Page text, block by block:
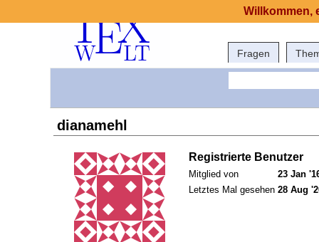
Fragen
dianamehl
Registrierte Benutzer
Mitglied von
23 Jan
Letztes Mal gesehen 28 Aug
Willkommen,